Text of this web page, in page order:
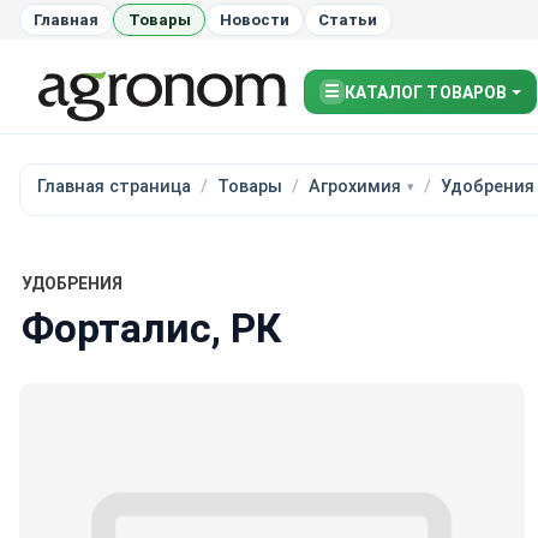
Главная Товары Новости Статьи
☰ КАТАЛОГ ТОВАРОВ
Главная страница Товары Агрохимия Удобрения
УДОБРЕНИЯ
Форталис, РК